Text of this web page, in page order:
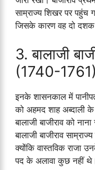
साम्राज्य शिखर पर पहुंच
जिसके कारण वह दो दशक
3. बालाजी
(1740-1761)
इनके शासनकाल में
को अहमद शाह अब्दाली के
बालाजी बाजीराव को
बालाजी बाजीराव
क्योंकि वास्तविक राजा
पद के अलावा कुछ नहीं